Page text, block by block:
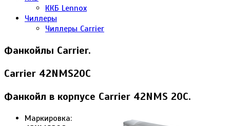
ККБ Lennox
Чиллеры
Чиллеры Carrier
Фанкойлы Carrier.
Carrier 42NMS20C
Фанкойл в корпусе Carrier 42NMS 20C.
Маркировка: